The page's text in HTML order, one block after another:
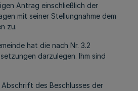
Antrag einschließlich der
mit seiner Stellungnahme dem
zu.
hat die nach Nr. 3.2
darzulegen. Ihm sind
Abschrift des Beschlusses der